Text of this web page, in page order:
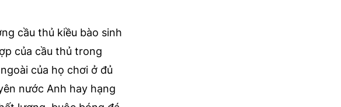
cầu thủ kiều bào sinh
của cầu thủ trong
của họ chơi ở đủ
nước Anh hay hạng